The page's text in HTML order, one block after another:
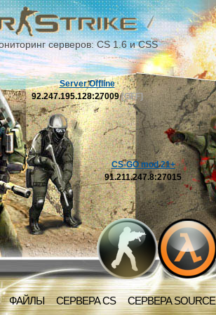
серверов: CS 1.6 и CSS
ФАЙЛЫ СЕРВЕРА CS СЕРВЕРА SOURCE
Server Offline
92.247.195.128:27009[OFF]
CS-GO mod 21+
91.211.247.8:27015